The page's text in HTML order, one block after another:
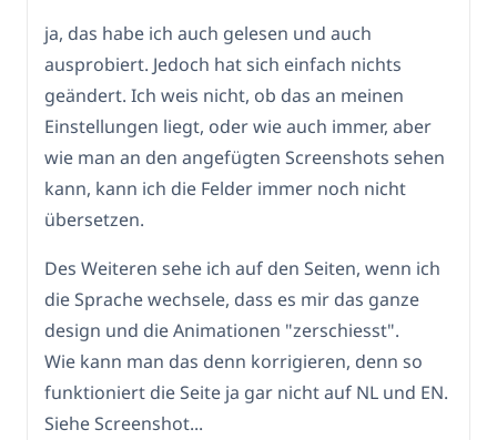
ja, das habe ich auch gelesen und auch
ausprobiert. Jedoch hat sich einfach nichts
geändert. Ich weis nicht, ob das an meinen
Einstellungen liegt, oder wie auch immer, aber
wie man an den angefügten Screenshots sehen
kann, kann ich die Felder immer noch nicht
übersetzen.
Des Weiteren sehe ich auf den Seiten, wenn ich
die Sprache wechsele, dass es mir das ganze
design und die Animationen "zerschiesst".
Wie kann man das denn korrigieren, denn so
funktioniert die Seite ja gar nicht auf NL und EN.
Siehe Screenshot...